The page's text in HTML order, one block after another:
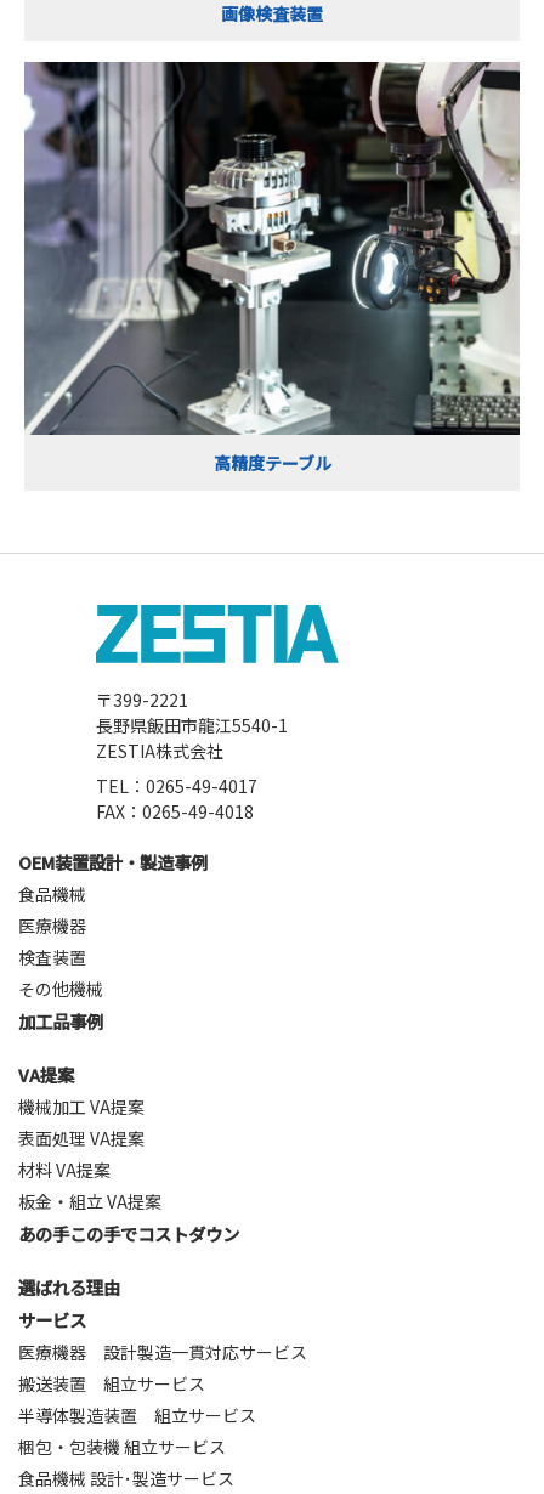
画像検査装置
高精度テーブル
〒399-2221
長野県飯田市龍江5540-1
ZESTIA株式会社
TEL：0265-49-4017
FAX：0265-49-4018
OEM装置設計・製造事例
食品機械
医療機器
検査装置
その他機械
加工品事例
VA提案
機械加工 VA提案
表面処理 VA提案
材料 VA提案
板金・組立 VA提案
あの手この手でコストダウン
選ばれる理由
サービス
医療機器 設計製造一貫対応サービス
搬送装置 組立サービス
半導体製造装置 組立サービス
梱包・包装機 組立サービス
食品機械 設計･製造サービス